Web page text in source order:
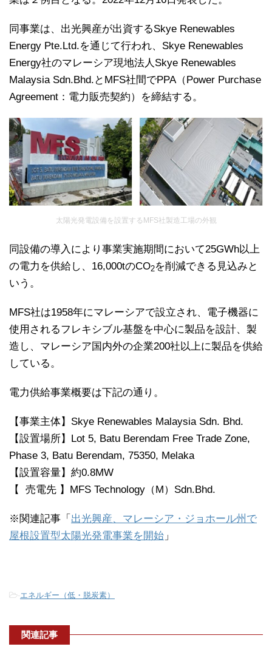
同事業は、出光興産が出資するSkye Renewables
Energy Pte.Ltd.を通じて行われ、Skye Renewables
Energy社のマレーシア現地法人Skye Renewables
Malaysia Sdn.Bhd.とMFS社間でPPA（Power Purchase
Agreement：電力販売契約）を締結する。
太陽光発電設備を設置するMFS社製造工場の外観
同設備の導入により事業実施期間において25GWh以上
の電力を供給し、16,000tのCO2を削減できる見込みと
いう。
MFS社は1958年にマレーシアで設立され、電子機器に
使用されるフレキシブル基盤を中心に製品を設計、製
造し、マレーシア国内外の企業200社以上に製品を供給
している。
電力供給事業概要は下記の通り。
【事業主体】Skye Renewables Malaysia Sdn. Bhd.
【設置場所】Lot 5, Batu Berendam Free Trade Zone,
Phase 3, Batu Berendam, 75350, Melaka
【設置容量】約0.8MW
【 売電先 】MFS Technology（M）Sdn.Bhd.
※関連記事「 出光興産、マレーシア・ジョホール州で
屋根設置型太陽光発電事業を開始 」
-エネルギー（低・脱炭素）
関連記事